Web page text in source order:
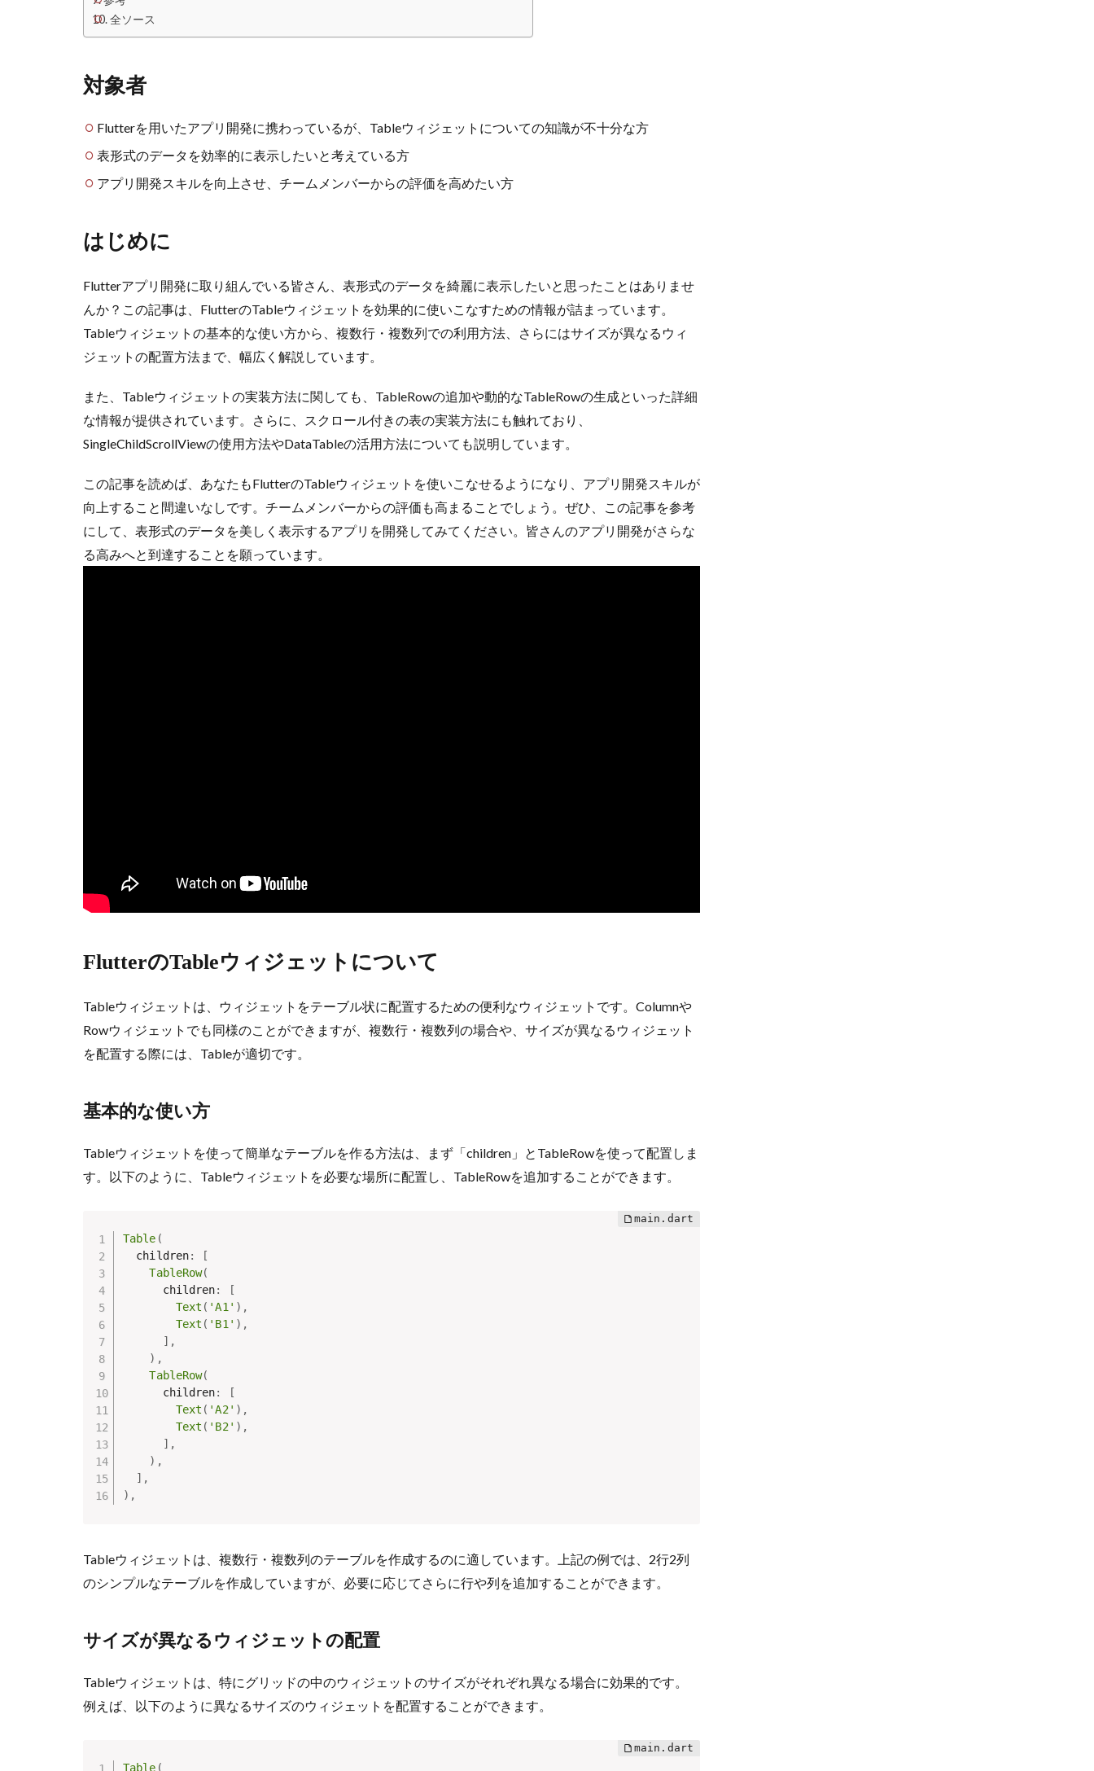
全ソース
対象者
Flutterを用いたアプリ開発に携わっているが、Tableウィジェットについての知識が不十分な方
表形式のデータを効率的に表示したいと考えている方
アプリ開発スキルを向上させ、チームメンバーからの評価を高めたい方
はじめに
Flutterアプリ開発に取り組んでいる皆さん、表形式のデータを綺麗に表示したいと思ったことはありませ
んか？この記事は、FlutterのTableウィジェットを効果的に使いこなすための情報が詰まっています。
Tableウィジェットの基本的な使い方から、複数行・複数列での利用方法、さらにはサイズが異なるウィ
ジェットの配置方法まで、幅広く解説しています。
また、Tableウィジェットの実装方法に関しても、TableRowの追加や動的なTableRowの生成といった詳細
な情報が提供されています。さらに、スクロール付きの表の実装方法にも触れており、
SingleChildScrollViewの使用方法やDataTableの活用方法についても説明しています。
この記事を読めば、あなたもFlutterのTableウィジェットを使いこなせるようになり、アプリ開発スキルが
向上すること間違いなしです。チームメンバーからの評価も高まることでしょう。ぜひ、この記事を参考
にして、表形式のデータを美しく表示するアプリを開発してみてください。皆さんのアプリ開発がさらな
る高みへと到達することを願っています。
FlutterのTableウィジェットについて
Tableウィジェットは、ウィジェットをテーブル状に配置するための便利なウィジェットです。Columnや
Rowウィジェットでも同様のことができますが、複数行・複数列の場合や、サイズが異なるウィジェット
を配置する際には、Tableが適切です。
基本的な使い方
Tableウィジェットを使って簡単なテーブルを作る方法は、まず「children」とTableRowを使って配置しま
す。以下のように、Tableウィジェットを必要な場所に配置し、TableRowを追加することができます。
Table (
  children
:
[
TableRow(
      children
:
[
Text ( 'A1' ) ,
Text ( 'B1' ) ,
] ,
) ,
TableRow(
      children
:
[
Text ( 'A2' ) ,
Text ( 'B2' ) ,
] ,
) ,
] ,
) ,
Tableウィジェットは、複数行・複数列のテーブルを作成するのに適しています。上記の例では、2行2列
のシンプルなテーブルを作成していますが、必要に応じてさらに行や列を追加することができます。
サイズが異なるウィジェットの配置
Tableウィジェットは、特にグリッドの中のウィジェットのサイズがそれぞれ異なる場合に効果的です。
例えば、以下のように異なるサイズのウィジェットを配置することができます。
Table (